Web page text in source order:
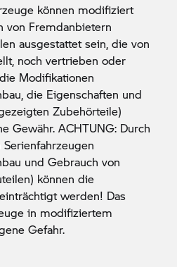
können modifiziert
von Fremdanbietern
ausgestattet sein, die von
noch vertrieben oder
Modifikationen
die Eigenschaften und
Zubehörteile)
Gewähr. ACHTUNG: Durch
und Gebrauch von
können die
werden! Das
in modifiziertem
Gefahr.